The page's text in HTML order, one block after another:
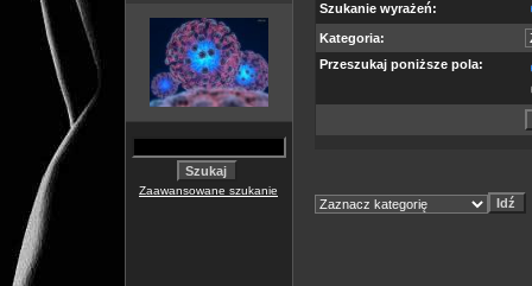
Zaawansowane szukanie
Szukanie wyrażeń:
Kategoria:
Przeszukaj poniższe pola: